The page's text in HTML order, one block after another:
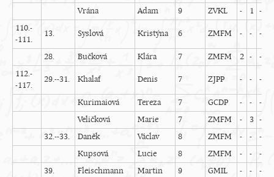
Vrána
Adam 9 ZVKL - 1 -
110.-
-111.
13. Syslová Kristýna 6 ZMFM - - -
28. Bučková Klára 7 ZMFM 2 - -
112.-
-117.
29.--31. Khalaf Denis 7 ZJPP - - -
Kurimaiová Tereza 7 GCDP - - -
Veličková
Marie 7 ZMFM - 3 -
32.--33.
Daněk Václav 8 ZMFM - - -
Kupsová
Lucie 8 ZMFM - - -
39.
Fleischmann Martin 9 GMIL - - -